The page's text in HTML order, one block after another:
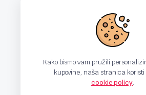
Kako bismo vam pružili
kupovine, naša stranica koristi
cookie policy.